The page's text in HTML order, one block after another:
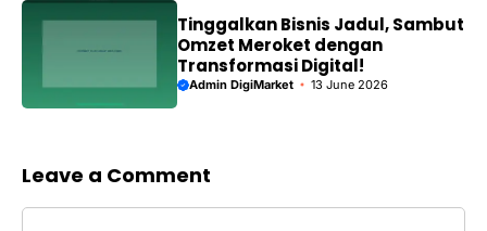
Tinggalkan Bisnis Jadul, Sambut
Omzet Meroket dengan
Transformasi Digital!
Admin DigiMarket 13 June 2026
Leave a Comment